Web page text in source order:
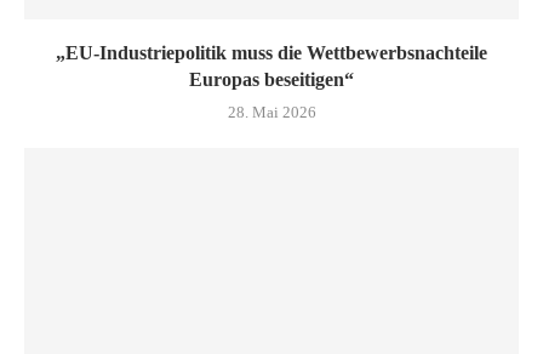
„EU-Industriepolitik muss die Wettbewerbsnachteile
Europas beseitigen“
28. Mai 2026